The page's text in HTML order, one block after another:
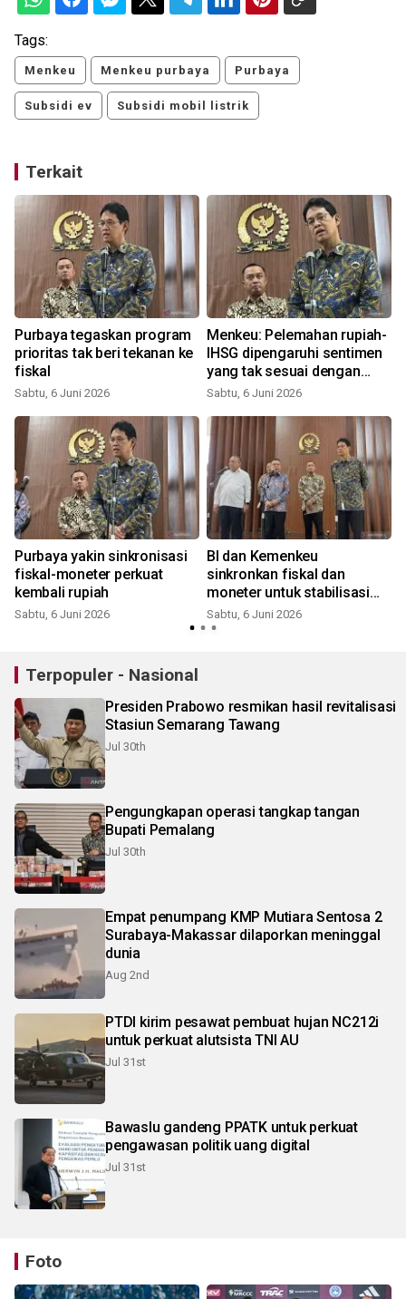
Tags:
Menkeu Menkeu purbaya Purbaya
Subsidi ev Subsidi mobil listrik
Terkait
Purbaya tegaskan program
prioritas tak beri tekanan ke
fiskal
Sabtu, 6 Juni 2026
Menkeu: Pelemahan rupiah-
IHSG dipengaruhi sentimen
yang tak sesuai dengan
fundamental ekonomi RI
Sabtu, 6 Juni 2026
Purbaya yakin sinkronisasi
fiskal-moneter perkuat
kembali rupiah
Sabtu, 6 Juni 2026
BI dan Kemenkeu
sinkronkan fiskal dan
moneter untuk stabilisasi
rupiah
Sabtu, 6 Juni 2026
Terpopuler - Nasional
Presiden Prabowo resmikan hasil revitalisasi
Stasiun Semarang Tawang
Jul 30th
Pengungkapan operasi tangkap tangan
Bupati Pemalang
Jul 30th
Empat penumpang KMP Mutiara Sentosa 2
Surabaya-Makassar dilaporkan meninggal
dunia
Aug 2nd
PTDI kirim pesawat pembuat hujan NC212i
untuk perkuat alutsista TNI AU
Jul 31st
Bawaslu gandeng PPATK untuk perkuat
pengawasan politik uang digital
Jul 31st
Foto